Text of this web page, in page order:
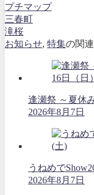
プチマップ
三春町
滝桜
お知らせ, 特集の関
逢瀬祭 ～夏休
2026年8月7日
うねめで
2026年8月7日